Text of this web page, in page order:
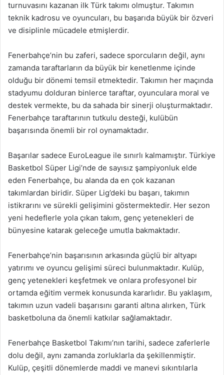
turnuvasını kazanan ilk Türk takımı olmuştur. Takımın
teknik kadrosu ve oyuncuları, bu başarıda büyük bir özveri
ve disiplinle mücadele etmişlerdir.
Fenerbahçe’nin bu zaferi, sadece sporcuların değil, aynı
zamanda taraftarların da büyük bir kenetlenme içinde
olduğu bir dönemi temsil etmektedir. Takımın her maçında
stadyumu dolduran binlerce taraftar, oyunculara moral ve
destek vermekte, bu da sahada bir sinerji oluşturmaktadır.
Fenerbahçe taraftarının tutkulu desteği, kulübün
başarısında önemli bir rol oynamaktadır.
Başarılar sadece EuroLeague ile sınırlı kalmamıştır. Türkiye
Basketbol Süper Ligi’nde de sayısız şampiyonluk elde
eden Fenerbahçe, bu alanda da en çok kazanan
takımlardan biridir. Süper Lig’deki bu başarı, takımın
istikrarını ve sürekli gelişimini göstermektedir. Her sezon
yeni hedeflerle yola çıkan takım, genç yetenekleri de
bünyesine katarak geleceğe umutla bakmaktadır.
Fenerbahçe’nin başarısının arkasında güçlü bir altyapı
yatırımı ve oyuncu gelişimi süreci bulunmaktadır. Kulüp,
genç yetenekleri keşfetmek ve onlara profesyonel bir
ortamda eğitim vermek konusunda kararlıdır. Bu yaklaşım,
takımın uzun vadeli başarısını garanti altına alırken, Türk
basketboluna da önemli katkılar sağlamaktadır.
Fenerbahçe Basketbol Takımı’nın tarihi, sadece zaferlerle
dolu değil, aynı zamanda zorluklarla da şekillenmiştir.
Kulüp, çeşitli dönemlerde maddi ve manevi sıkıntılarla